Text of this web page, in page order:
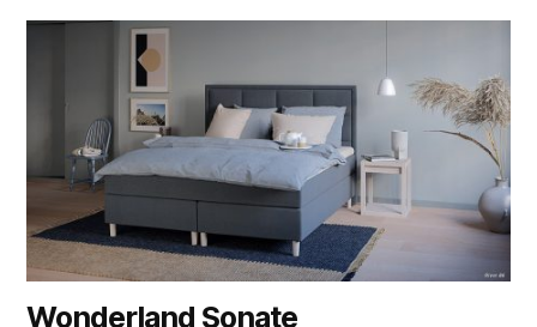
Wonderland Sonate